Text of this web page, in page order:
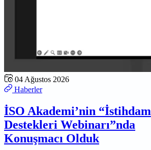
04 Ağustos 2026
Haberler
İSO Akademi’nin “İstihdam
Destekleri Webinarı”nda
Konuşmacı Olduk